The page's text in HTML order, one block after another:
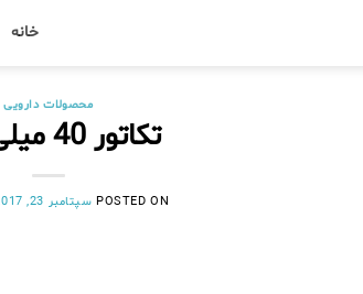
خانه
محصولات دارویی
تکاتور 40 میلی گرم
POSTED ON سپتامبر 23, 2017